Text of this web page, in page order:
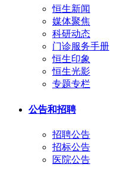
恒生新闻
媒体聚焦
科研动态
门诊服务手册
恒生印象
恒生光影
专题专栏
公告和招聘
招聘公告
招标公告
医院公告